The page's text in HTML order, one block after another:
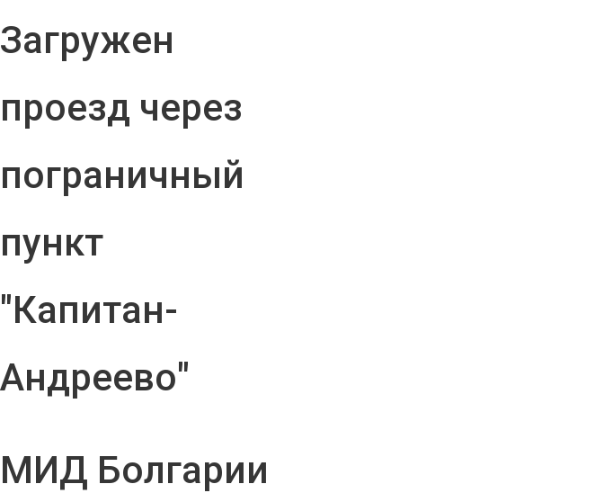
Загружен
проезд через
пограничный
пункт
"Капитан-
Андреево"
МИД Болгарии